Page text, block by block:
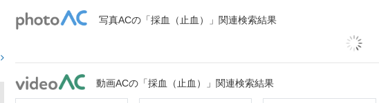
写真ACの「採血（止血）」関連検索結果
動画ACの「採血（止血）」関連検索結果